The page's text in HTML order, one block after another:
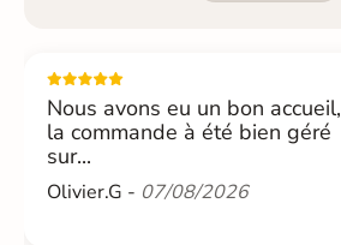
Nous avons eu un bon accueil,
la commande à été bien géré
sur...
Olivier.G - 07/08/2026